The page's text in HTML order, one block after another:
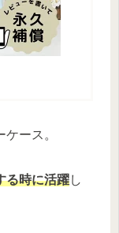
ース。
る時に活躍し